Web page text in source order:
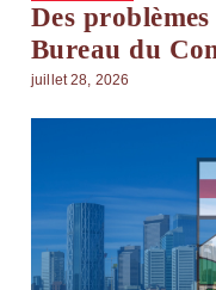
Des
Bureau du
juillet 28, 2026